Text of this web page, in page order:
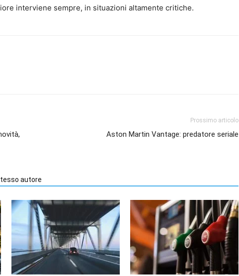
interviene sempre, in situazioni altamente critiche.
Prossimo articolo
Aston Martin Vantage: predatore seriale
autore